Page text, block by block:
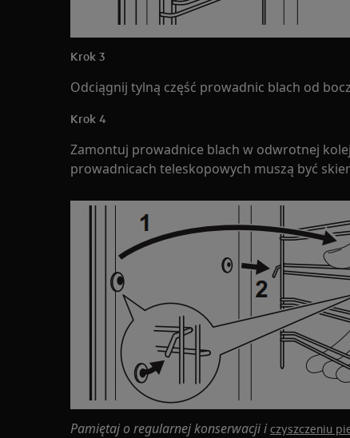
Krok 3
Odciągnij tylną część prowadnic blach od
Krok 4
Zamontuj prowadnice blach w odwrotnej
prowadnicach teleskopowych muszą być
Pamiętaj o regularnej konserwacji i czyszczeniu